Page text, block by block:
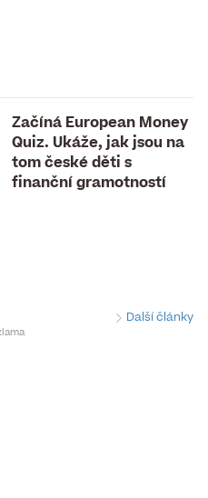
Začíná European Money
Quiz. Ukáže, jak jsou na
tom české děti s
finanční gramotností
Další články